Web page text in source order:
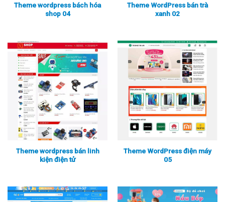
Xem thực tế Xem chi tiết
Theme wordpress bách hóa
shop 04
Xem thực tế Xem chi tiết
Theme WordPress bán trà
xanh 02
Xem thực tế Xem chi tiết
Theme wordpress bán linh
kiện điện tử
Xem thực tế Xem chi tiết
Theme WordPress điện máy
05